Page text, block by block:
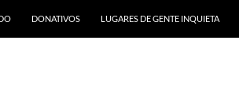
DONATIVOS LUGARES DE GENTE INQUIETA